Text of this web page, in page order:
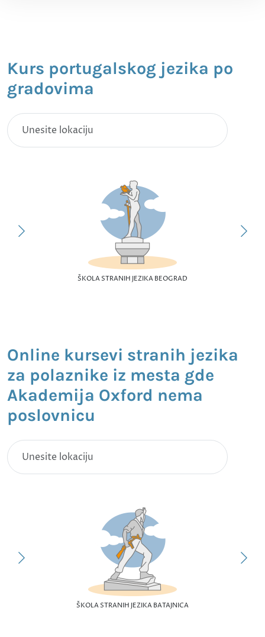
Kurs portugalskog jezika po
gradovima
ŠKOLA STRANIH JEZIKA BEOGRAD
Online kursevi stranih jezika
za polaznike iz mesta gde
Akademija Oxford nema
poslovnicu
ŠKOLA STRANIH JEZIKA BATAJNICA